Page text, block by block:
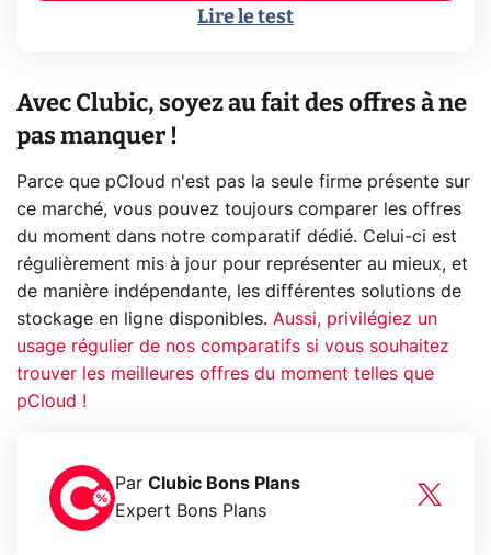
Lire le test
Avec Clubic, soyez au fait des offres à ne
pas manquer !
Parce que pCloud n'est pas la seule firme présente sur
ce marché, vous pouvez toujours comparer les offres
du moment dans notre comparatif dédié. Celui-ci est
régulièrement mis à jour pour représenter au mieux, et
de manière indépendante, les différentes solutions de
stockage en ligne disponibles. Aussi, privilégiez un
usage régulier de nos comparatifs si vous souhaitez
trouver les meilleures offres du moment telles que
pCloud !
Par Clubic Bons Plans
Expert Bons Plans